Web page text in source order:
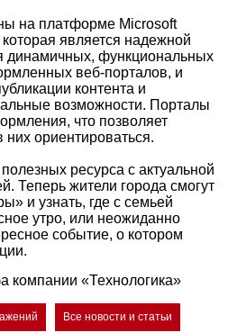
на платформе Microsoft
является надежной
динамичных, функциональных
веб-порталов, и
контента и
возможности. Порталы
что позволяет
ориентироваться.
ресурса с актуальной
Теперь жители города смогут
и узнать, где с семьей
утро, или неожиданно
событие, о котором
компании «Технологика»
Все новости и статьи